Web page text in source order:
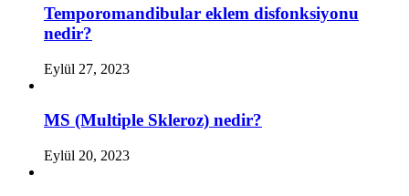
Temporomandibular eklem disfonksiyonu
nedir?
Eylül 27, 2023
MS (Multiple Skleroz) nedir?
Eylül 20, 2023